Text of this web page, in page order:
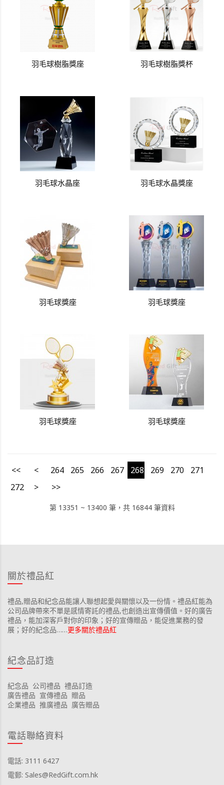
羽毛球樹脂獎座 羽毛球樹脂獎杯
羽毛球水晶座 羽毛球水晶獎座
羽毛球獎座 羽毛球獎座
羽毛球獎座 羽毛球獎座
<< < 264 265 266 267 268 269 270
271
272
> >>
第 13351 ~ 13400 筆，共 16844 筆資料
關於禮品紅
禮品,贈品和紀念品能讓人聯想起愛與關懷以及一份情。禮品紅能為
公司品牌帶來不單是感情寄託的禮品,也創造出宣傳價值。好的廣告
禮品，能加深客戶對你的印象；好的宣傳贈品，能促進業務的發
展；好的紀念品……更多關於禮品紅
紀念品訂造
紀念品 公司禮品 禮品訂造
廣告禮品 宣傳禮品 贈品
企業禮品 推廣禮品 廣告贈品
電話聯絡資料
電話: 3111 6427
電郵: Sales@RedGift.com.hk